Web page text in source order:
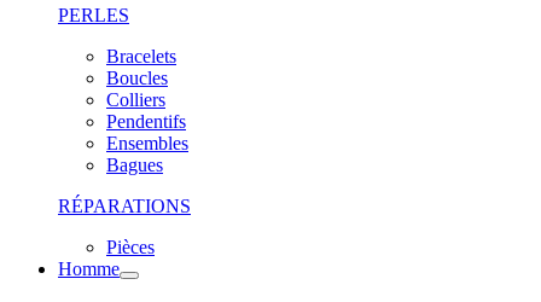
PERLES
Bracelets
Boucles
Colliers
Pendentifs
Ensembles
Bagues
RÉPARATIONS
Pièces
Homme